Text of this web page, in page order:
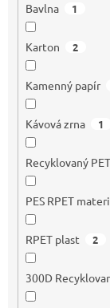
Bavlna 1
Karton 2
Kamenný papír
Kávová zrna 1
Recyklovaný
PES RPET
RPET plast 2
300D